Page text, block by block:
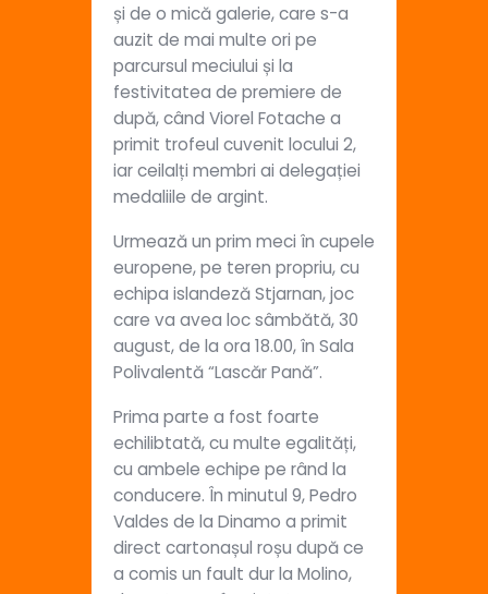
și de o mică galerie, care s-a
auzit de mai multe ori pe
parcursul meciului și la
festivitatea de premiere de
după, când Viorel Fotache a
primit trofeul cuvenit locului 2,
iar ceilalți membri ai delegației
medaliile de argint.
Urmează un prim meci în cupele
europene, pe teren propriu, cu
echipa islandeză Stjarnan, joc
care va avea loc sâmbătă, 30
august, de la ora 18.00, în Sala
Polivalentă “Lascăr Pană”.
Prima parte a fost foarte
echilibtată, cu multe egalități,
cu ambele echipe pe rând la
conducere. În minutul 9, Pedro
Valdes de la Dinamo a primit
direct cartonașul roșu după ce
a comis un fault dur la Molino,